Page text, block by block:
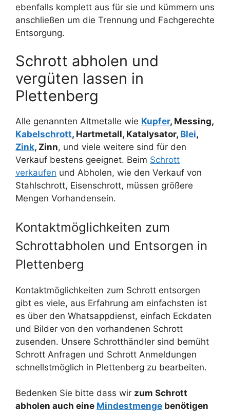
ebenfalls komplett aus für sie und kümmern uns
anschließen um die Trennung und Fachgerechte
Entsorgung.
Schrott abholen und
vergüten lassen in
Plettenberg
Alle genannten Altmetalle wie Kupfer, Messing,
Kabelschrott, Hartmetall, Katalysator, Blei,
Zink, Zinn, und viele weitere sind für den
Verkauf bestens geeignet. Beim Schrott
verkaufen und Abholen, wie den Verkauf von
Stahlschrott, Eisenschrott, müssen größere
Mengen Vorhandensein.
Kontaktmöglichkeiten zum
Schrottabholen und Entsorgen in
Plettenberg
Kontaktmöglichkeiten zum Schrott entsorgen
gibt es viele, aus Erfahrung am einfachsten ist
es über den Whatsappdienst, einfach Eckdaten
und Bilder von den vorhandenen Schrott
zusenden. Unsere Schrotthändler sind bemüht
Schrott Anfragen und Schrott Anmeldungen
schnellstmöglich in Plettenberg zu bearbeiten.
Bedenken Sie bitte dass wir zum Schrott
abholen auch eine Mindestmenge benötigen